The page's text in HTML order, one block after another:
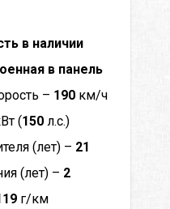
в наличии
в панель
– 190 км/ч
(150 л.с.)
(лет) – 21
(лет) – 2
г/км